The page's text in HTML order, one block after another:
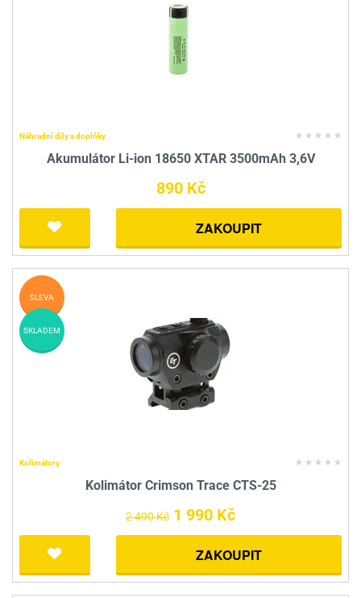
Náhradní díly a doplňky
Akumulátor Li-ion 18650 XTAR 3500mAh 3,6V
890 Kč
ZAKOUPIT
Kolimátory
Kolimátor Crimson Trace CTS-25
2 490 Kč 1 990 Kč
ZAKOUPIT
SLEVA
SKLADEM